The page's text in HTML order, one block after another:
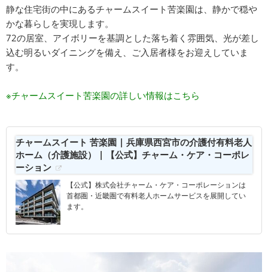
静な住宅街の中にあるチャームスイート苦楽園は、静かで穏や
かな暮らしを実現します。
72の居室、アイボリーを基調とした落ち着く雰囲気、光が差し
込む明るいダイニングを備え、ご入居者様をお迎えしていま
す。
※チャームスイート苦楽園の詳しい情報はこちら
チャームスイート 苦楽園 | 兵庫県西宮市の介護付有料老人
ホーム（介護施設） | 【公式】チャーム・ケア・コーポレ
ーション
【公式】株式会社チャーム・ケア・コーポレーションは
首都圏・近畿圏で有料老人ホームサービスを展開してい
ます。